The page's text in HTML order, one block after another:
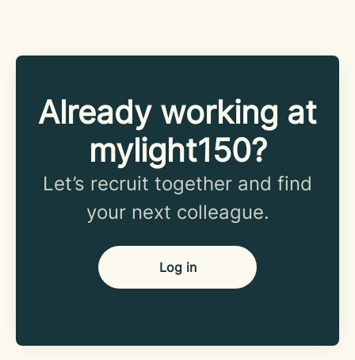
Already working at
mylight150?
Let’s recruit together and find
your next colleague.
Log in